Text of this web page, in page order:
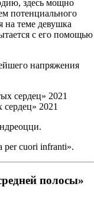
здесь мощно
потенциального
на теме девушка
с его помощью
напряжения
2021
per cuori infranti».
полосы»